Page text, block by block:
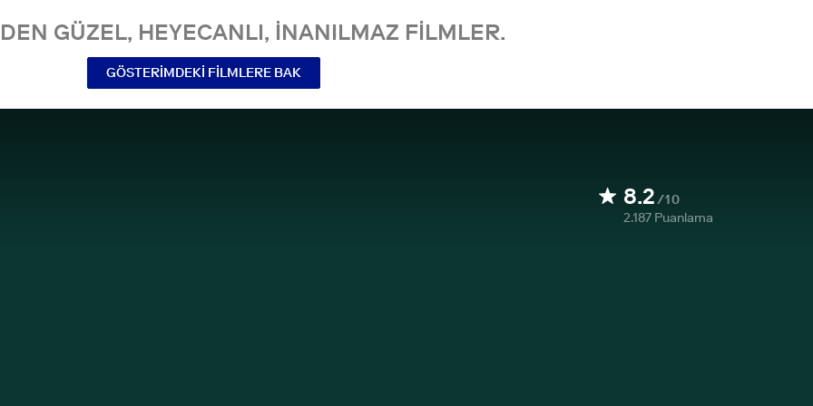
GÜZEL, HEYECANLI, INANILMAZ FILMLER.
GÖSTERIMDEKI FILMLERE BAK
8.2/10
2.187 Puanlama